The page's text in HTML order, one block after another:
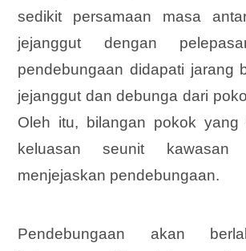
sedikit persamaan masa
jejanggut dengan
pendebungaan didapati jarang
jejanggut dan debunga dari
Oleh itu, bilangan pokok yang
keluasan seunit
menjejaskan pendebungaan.
Pendebungaan akan